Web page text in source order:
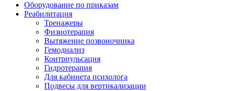
Оборудование по приказам
Реабилитация
Тренажеры
Физиотерапия
Вытяжение позвоночника
Гемодиализ
Контрпульсация
Гидротерапия
Для кабинета психолога
Подвесы для вертикализации